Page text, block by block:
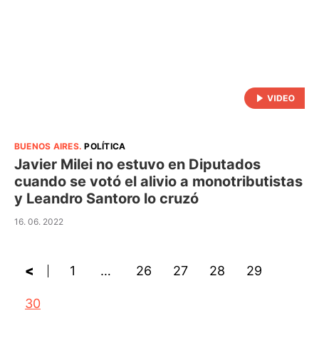
BUENOS AIRES.POLÍTICA
Javier Milei no estuvo en Diputados
cuando se votó el alivio a monotributistas
y Leandro Santoro lo cruzó
16. 06. 2022
< 1 … 26 27 28 29
30